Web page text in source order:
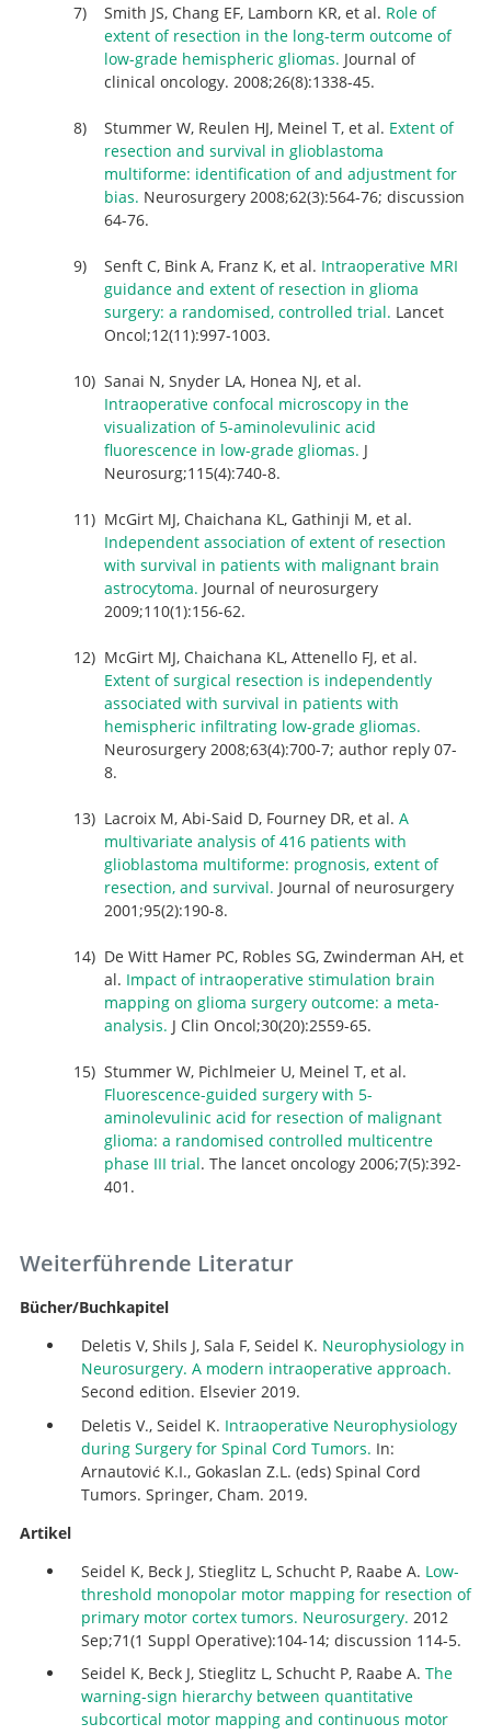
Smith JS, Chang EF, Lamborn KR, et al. Role of
extent of resection in the long-term outcome of
low-grade hemispheric gliomas. Journal of
clinical oncology. 2008;26(8):1338-45.
Stummer W, Reulen HJ, Meinel T, et al. Extent of
resection and survival in glioblastoma
multiforme: identification of and adjustment for
bias. Neurosurgery 2008;62(3):564-76; discussion
64-76.
Senft C, Bink A, Franz K, et al. Intraoperative MRI
guidance and extent of resection in glioma
surgery: a randomised, controlled trial. Lancet
Oncol;12(11):997-1003.
Sanai N, Snyder LA, Honea NJ, et al.
Intraoperative confocal microscopy in the
visualization of 5-aminolevulinic acid
fluorescence in low-grade gliomas. J
Neurosurg;115(4):740-8.
McGirt MJ, Chaichana KL, Gathinji M, et al.
Independent association of extent of resection
with survival in patients with malignant brain
astrocytoma. Journal of neurosurgery
2009;110(1):156-62.
McGirt MJ, Chaichana KL, Attenello FJ, et al.
Extent of surgical resection is independently
associated with survival in patients with
hemispheric infiltrating low-grade gliomas.
Neurosurgery 2008;63(4):700-7; author reply 07-
8.
Lacroix M, Abi-Said D, Fourney DR, et al. A
multivariate analysis of 416 patients with
glioblastoma multiforme: prognosis, extent of
resection, and survival. Journal of neurosurgery
2001;95(2):190-8.
De Witt Hamer PC, Robles SG, Zwinderman AH, et
al. Impact of intraoperative stimulation brain
mapping on glioma surgery outcome: a meta-
analysis. J Clin Oncol;30(20):2559-65.
Stummer W, Pichlmeier U, Meinel T, et al.
Fluorescence-guided surgery with 5-
aminolevulinic acid for resection of malignant
glioma: a randomised controlled multicentre
phase III trial. The lancet oncology 2006;7(5):392-
401.
Weiterführende Literatur
Bücher/Buchkapitel
Deletis V, Shils J, Sala F, Seidel K. Neurophysiology in
Neurosurgery. A modern intraoperative approach.
Second edition. Elsevier 2019.
Deletis V., Seidel K. Intraoperative Neurophysiology
during Surgery for Spinal Cord Tumors. In:
Arnautović K.I., Gokaslan Z.L. (eds) Spinal Cord
Tumors. Springer, Cham. 2019.
Artikel
Seidel K, Beck J, Stieglitz L, Schucht P, Raabe A. Low-
threshold monopolar motor mapping for resection of
primary motor cortex tumors. Neurosurgery. 2012
Sep;71(1 Suppl Operative):104-14; discussion 114-5.
Seidel K, Beck J, Stieglitz L, Schucht P, Raabe A. The
warning-sign hierarchy between quantitative
subcortical motor mapping and continuous motor